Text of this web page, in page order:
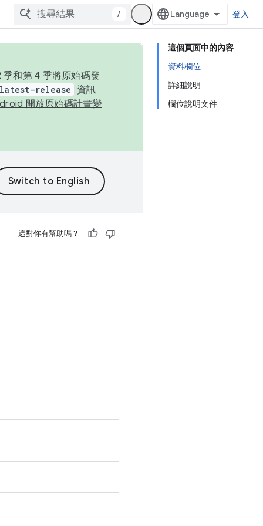
/ 登入
這個頁面中的內容
資料欄位
詳細說明
欄位說明文件
和第 4 季將原始碼發
release
資訊
開放原始碼計畫變
這對你有幫助嗎？